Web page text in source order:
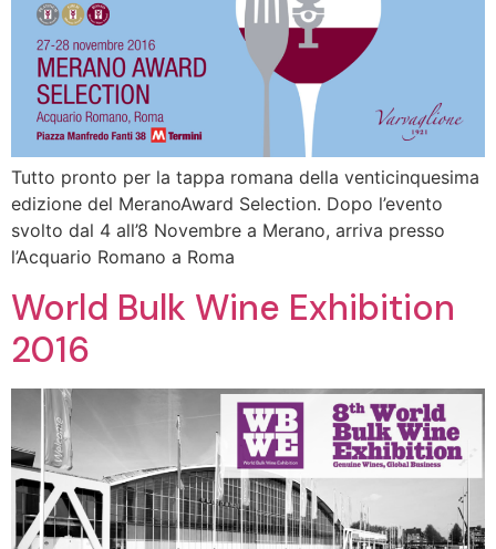
Tutto pronto per la tappa romana della venticinquesima
edizione del MeranoAward Selection. Dopo l’evento
svolto dal 4 all’8 Novembre a Merano, arriva presso
l’Acquario Romano a Roma
World Bulk Wine Exhibition
2016